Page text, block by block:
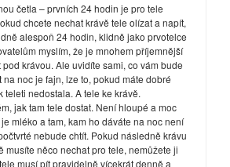
četla – prvních 24 hodin je pro tele
chcete nechat krávě tele olízat a napít,
alespoň 24 hodin, klidně jako prvotelce
myslím, že je mnohem příjemnější
krávou. Ale uvidíte sami, co vám bude
na noc je fajn, lze to, pokud máte dobré
teleti nedostala. A tele ke krávě.
jak tam tele dostat. Není hloupé a moc
mléko a tam, kam ho dáváte na noc není
nebude chtít. Pokud následně krávu
musíte něco nechat pro tele, nemůžete ji
musí pít pravidelně vícekrát denně a